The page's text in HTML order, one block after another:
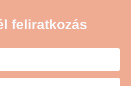
feliratkozás